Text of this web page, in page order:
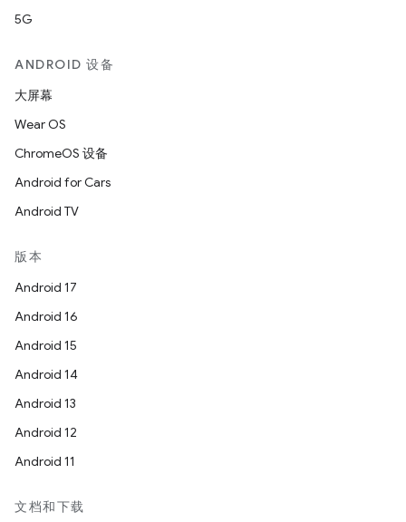
5G
ANDROID 设备
大屏幕
Wear OS
ChromeOS 设备
Android for Cars
Android TV
版本
Android 17
Android 16
Android 15
Android 14
Android 13
Android 12
Android 11
文档和下载